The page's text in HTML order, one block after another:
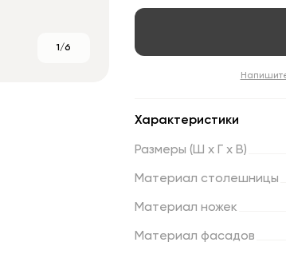
1/6
Характеристики
Размеры (Ш х Г х В)
Материал столешницы
Материал ножек
Материал фасадов